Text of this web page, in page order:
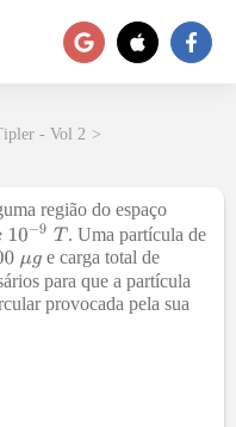
- Vol 2 >
região do espaço
. Uma partícula de
e carga total de
para que a partícula
provocada pela sua